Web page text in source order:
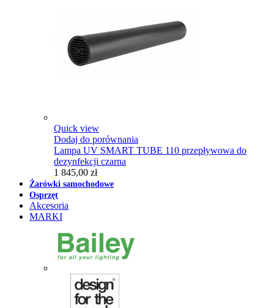
Quick view
Dodaj do porównania
Lampa UV SMART TUBE 110 przepływowa do
dezynfekcji czarna
1 845,00 zł
Żarówki samochodowe
Osprzęt
Akcesoria
MARKI